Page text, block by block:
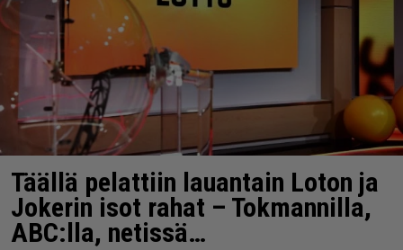
Täällä pelattiin lauantain Loton ja
Jokerin isot rahat – Tokmannilla,
ABC:lla, netissä…